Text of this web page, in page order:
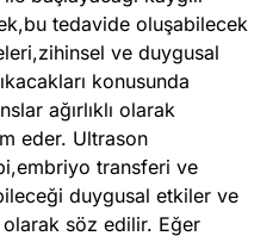
tedavide oluşabilecek
ve duygusal
konusunda
ağırlıklı olarak
eder. Ultrason
transferi ve
duygusal etkiler ve
olarak söz edilir. Eğer